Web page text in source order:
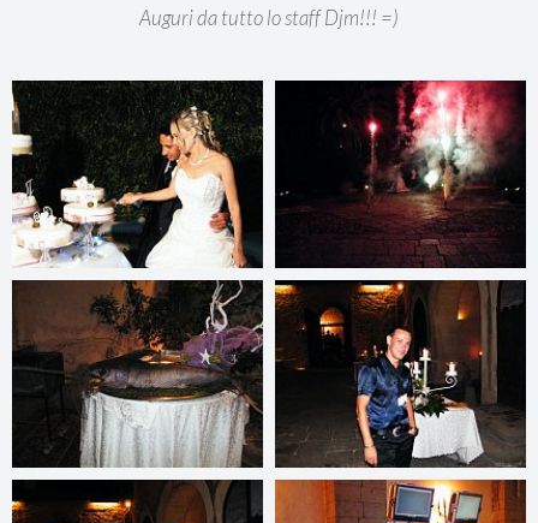
Auguri da tutto lo staff Djm!!! =)